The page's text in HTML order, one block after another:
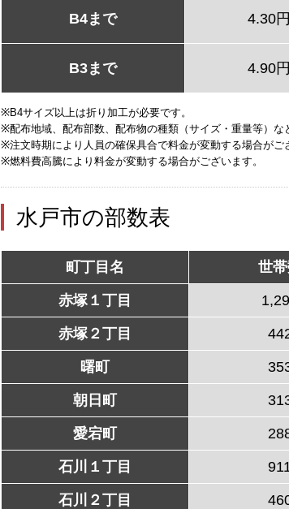
B4まで 4.30
B3まで 4.90
※B4サイズ以上は折り加工が必要です。
※配布地域、配布部数、配布物の種類（サイズ・重量等）な
※注文時期により人員の確保具合で料金が変動する場合がご
※燃料費高騰により料金が変動する場合がございます。
水戸市の部数表
町丁目名 世
赤塚１丁目
赤塚２丁目
曙町
朝日町
愛宕町
石川１丁目
石川２丁目